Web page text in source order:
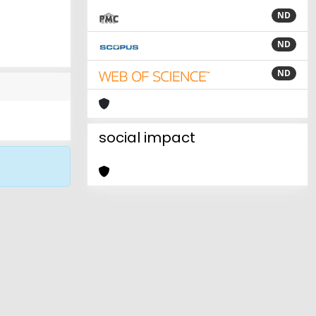
ND
ND
ND
social impact